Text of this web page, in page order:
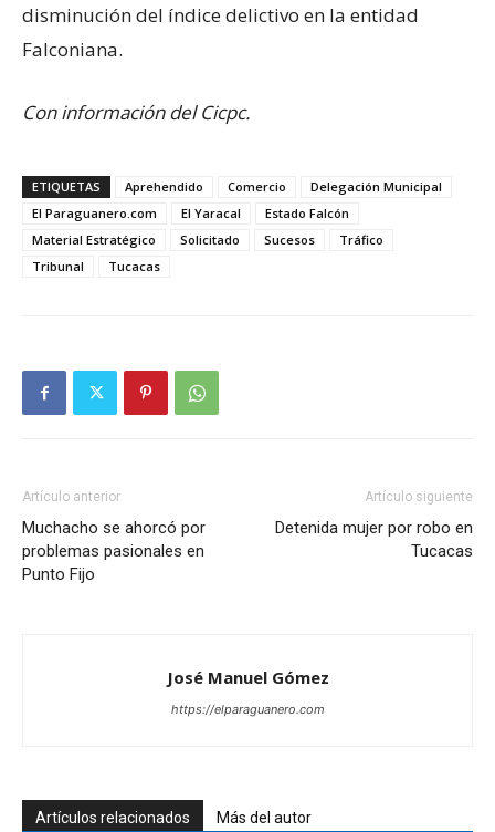
disminución del índice delictivo en la entidad
Falconiana.
Con información del Cicpc.
ETIQUETAS Aprehendido Comercio
Delegación Municipal
El Paraguanero.com
El Yaracal
Estado Falcón
Material Estratégico
Solicitado Sucesos
Tráfico
Tribunal
Tucacas
Artículo anterior
Muchacho se ahorcó por
problemas pasionales en
Punto Fijo
Artículo siguiente
Detenida mujer por robo en
Tucacas
José Manuel Gómez
https://elparaguanero.com
Artículos relacionados Más del autor